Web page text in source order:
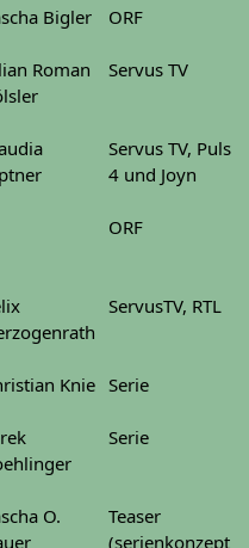
Bigler ORF
Roman
Servus TV
Servus TV, Puls
4 und Joyn
ORF
ServusTV, RTL
Knie Serie
Serie
O.
Teaser
(serienkonzept